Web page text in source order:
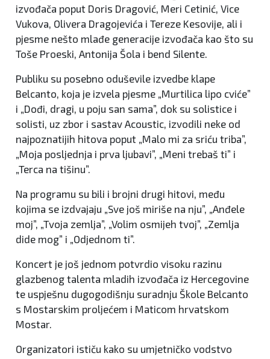
izvođača poput Doris Dragović, Meri Cetinić, Vice
Vukova, Olivera Dragojevića i Tereze Kesovije, ali i
pjesme nešto mlađe generacije izvođača kao što su
Toše Proeski, Antonija Šola i bend Silente.
Publiku su posebno oduševile izvedbe klape
Belcanto, koja je izvela pjesme „Murtilica lipo cviće”
i „Dođi, dragi, u poju san sama”, dok su solistice i
solisti, uz zbor i sastav Acoustic, izvodili neke od
najpoznatijih hitova poput „Malo mi za sriću triba”,
„Moja posljednja i prva ljubavi”, „Meni trebaš ti” i
„Terca na tišinu”.
Na programu su bili i brojni drugi hitovi, među
kojima se izdvajaju „Sve još miriše na nju”, „Anđele
moj”, „Tvoja zemlja”, „Volim osmijeh tvoj”, „Zemlja
dide mog” i „Odjednom ti”.
Koncert je još jednom potvrdio visoku razinu
glazbenog talenta mladih izvođača iz Hercegovine
te uspješnu dugogodišnju suradnju Škole Belcanto
s Mostarskim proljećem i Maticom hrvatskom
Mostar.
Organizatori ističu kako su umjetničko vodstvo